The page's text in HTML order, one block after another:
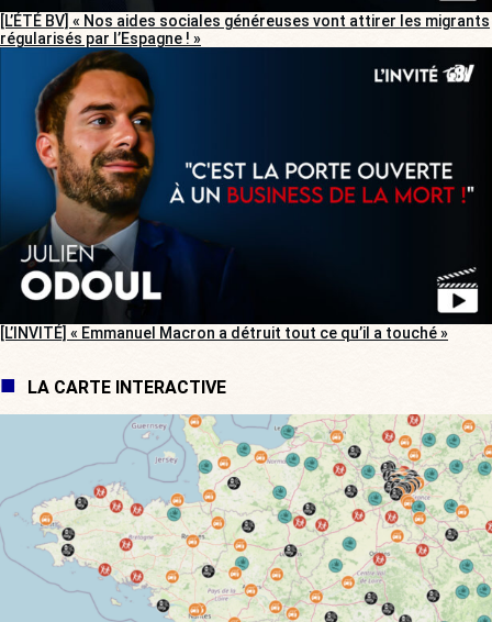
[L’ÉTÉ BV] « Nos aides sociales généreuses vont attirer les migrants
régularisés par l’Espagne ! »
[L’INVITÉ] « Emmanuel Macron a détruit tout ce qu’il a touché »
LA CARTE INTERACTIVE